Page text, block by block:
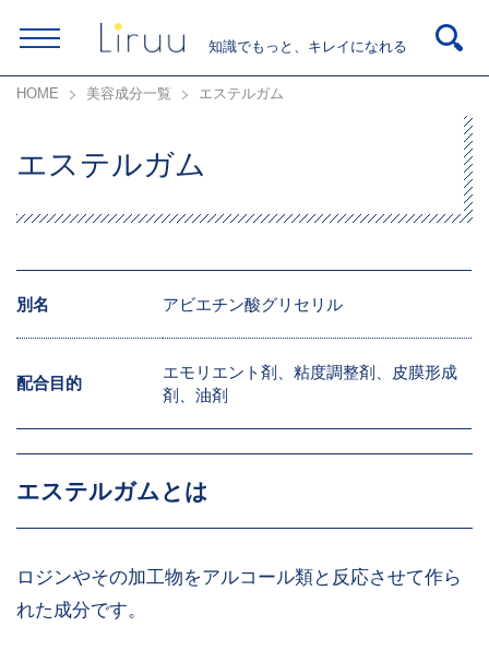
知識でもっと、キレイになれる
HOME 美容成分一覧 エステルガム
エステルガム
別名 アビエチン酸グリセリル
配合目的
エモリエント剤、粘度調整剤、皮膜形成
剤、油剤
エステルガムとは
ロジンやその加工物をアルコール類と反応させて作ら
れた成分です。